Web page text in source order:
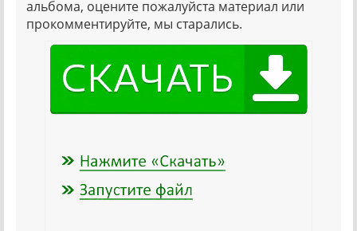
альбома, оцените пожалуйста материал или
прокомментируйте, мы старались.